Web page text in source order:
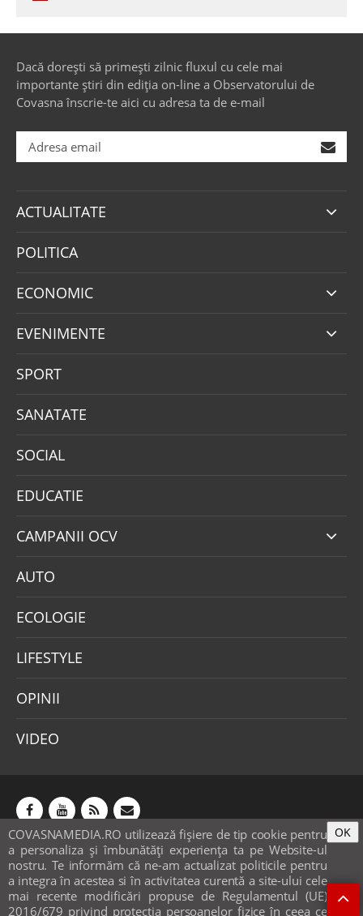
Dacă dorești să primești zilnic fluxul cu cele mai
importante știri din ediția on-line a Observatorului de
Covasna înscrie-te aici cu adresa ta de e-mail
ACTUALITATE
POLITICA
ECONOMIC
EVENIMENTE
SPORT
SANATATE
SOCIAL
EDUCATIE
CAMPANII OCV
AUTO
ECOLOGIE
LIFESTYLE
OPINII
VIDEO
COVASNAMEDIA.RO utilizează fişiere de tip cookie pentru
a personaliza și îmbunătăți experiența ta pe Website-ul
nostru. Te informăm că ne-am actualizat politicile pentru
a integra în acestea si în activitatea curentă a site-ului cele
mai recente modificări propuse de Regulamentul (UE)
2016/679 privind protecția persoanelor fizice în ceea ce
OK
Abonamente Publicitate
Mica publicitate
Contact
Sondaje
POLITICA COOKIE-URI & GDPR
© covasnamedia.ro. Website bysofthost.